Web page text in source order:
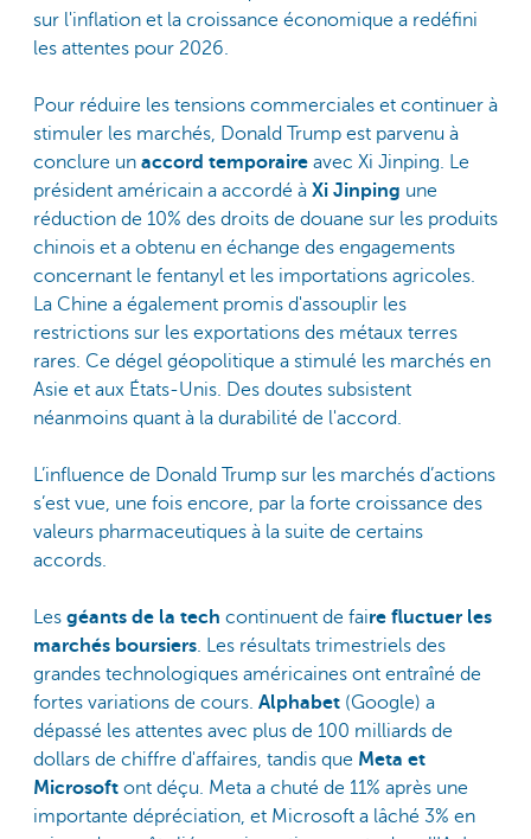
sur l'inflation et la croissance économique a redéfini
les attentes pour 2026.
Pour réduire les tensions commerciales et continuer à
stimuler les marchés, Donald Trump est parvenu à
conclure un accord temporaire avec Xi Jinping. Le
président américain a accordé à Xi Jinping une
réduction de 10% des droits de douane sur les produits
chinois et a obtenu en échange des engagements
concernant le fentanyl et les importations agricoles.
La Chine a également promis d'assouplir les
restrictions sur les exportations des métaux terres
rares. Ce dégel géopolitique a stimulé les marchés en
Asie et aux États-Unis. Des doutes subsistent
néanmoins quant à la durabilité de l'accord.
L’influence de Donald Trump sur les marchés d’actions
s’est vue, une fois encore, par la forte croissance des
valeurs pharmaceutiques à la suite de certains
accords.
Les géants de la tech continuent de faire fluctuer les
marchés boursiers. Les résultats trimestriels des
grandes technologiques américaines ont entraîné de
fortes variations de cours. Alphabet (Google) a
dépassé les attentes avec plus de 100 milliards de
dollars de chiffre d'affaires, tandis que Meta et
Microsoft ont déçu. Meta a chuté de 11% après une
importante dépréciation, et Microsoft a lâché 3% en